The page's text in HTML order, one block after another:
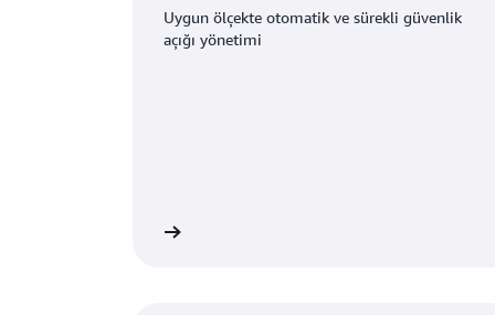
Uygun ölçekte otomatik ve sürekli güvenlik
açığı yönetimi